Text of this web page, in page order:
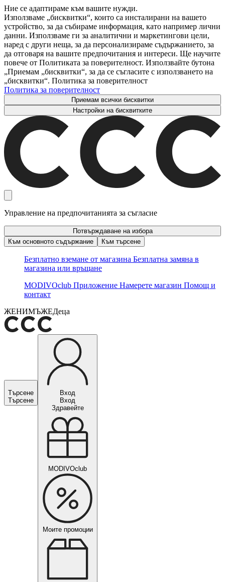
Ние се адаптираме към вашите нужди.
Използваме „бисквитки“, които са инсталирани на вашето
устройство, за да събираме информация, като например лични
данни. Използваме ги за аналитични и маркетингови цели,
наред с други неща, за да персонализираме съдържанието, за
да отговаря на вашите предпочитания и интереси. Ще научите
повече от Политиката за поверителност. Използвайте бутона
„Приемам „бисквитки“, за да се съгласите с използването на
„бисквитки“. Политика за поверителност
Политика за поверителност
Приемам всички бисквитки
Настройки на бисквитките
Управление на предпочитанията за съгласие
Потвърждаване на избора
Към основното съдържание
Към търсене
Безплатно вземане от магазина Безплатна замяна в
магазина или връщане
MODIVOclub Приложение Намерете магазин Помощ и
контакт
ЖЕНИМЪЖЕДеца
Търсене
Търсене
Вход
Вход
Здравейте
MODIVOclub
Моите промоции